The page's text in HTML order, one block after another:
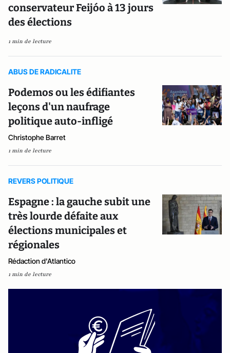
conservateur Feijóo à 13 jours
des élections
1 min de lecture
ABUS DE RADICALITE
Podemos ou les édifiantes
leçons d'un naufrage
politique auto-infligé
Christophe Barret
1 min de lecture
REVERS POLITIQUE
Espagne : la gauche subit une
très lourde défaite aux
élections municipales et
régionales
Rédaction d'Atlantico
1 min de lecture